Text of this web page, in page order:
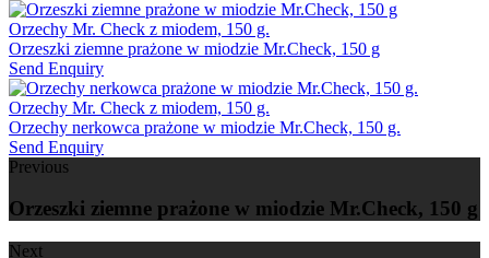
Orzechy Mr. Check z miodem, 150 g.
Orzeszki ziemne prażone w miodzie Mr.Check, 150 g
Send Enquiry
Orzechy Mr. Check z miodem, 150 g.
Orzechy nerkowca prażone w miodzie Mr.Check, 150 g.
Send Enquiry
Previous
Orzeszki ziemne prażone w miodzie Mr.Check, 150 g
Next